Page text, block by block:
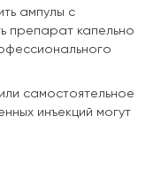
ампулы с
препарат капельно
самостоятельное
инъекций могут